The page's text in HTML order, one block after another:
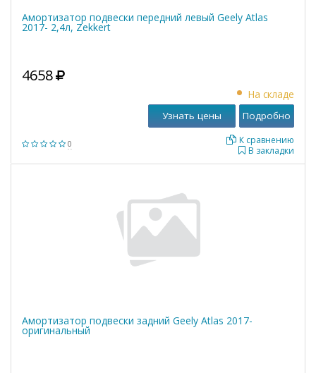
Амортизатор подвески передний левый Geely Atlas
2017- 2,4л, Zekkert
0
4658
На складе
В закладки
К сравнению
Узнать цены Подробно
Амортизатор подвески задний Geely Atlas 2017-
оригинальный